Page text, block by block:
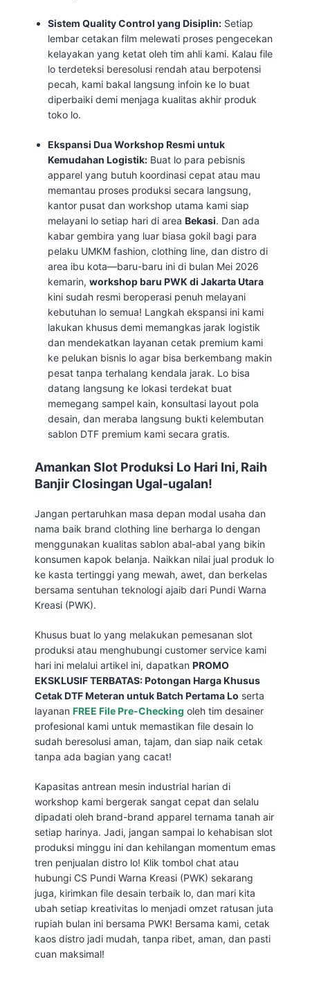
Sistem Quality Control yang Disiplin: Setiap
lembar cetakan film melewati proses pengecekan
kelayakan yang ketat oleh tim ahli kami. Kalau file
lo terdeteksi beresolusi rendah atau berpotensi
pecah, kami bakal langsung infoin ke lo buat
diperbaiki demi menjaga kualitas akhir produk
toko lo.
Ekspansi Dua Workshop Resmi untuk
Kemudahan Logistik: Buat lo para pebisnis
apparel yang butuh koordinasi cepat atau mau
memantau proses produksi secara langsung,
kantor pusat dan workshop utama kami siap
melayani lo setiap hari di areaBekasi. Dan ada
kabar gembira yang luar biasa gokil bagi para
pelaku UMKM fashion, clothing line, dan distro di
area ibu kota—baru-baru ini di bulan Mei 2026
kemarin,workshop baru PWK di Jakarta Utara
kini sudah resmi beroperasi penuh melayani
kebutuhan lo semua! Langkah ekspansi ini kami
lakukan khusus demi memangkas jarak logistik
dan mendekatkan layanan cetak premium kami
ke pelukan bisnis lo agar bisa berkembang makin
pesat tanpa terhalang kendala jarak. Lo bisa
datang langsung ke lokasi terdekat buat
memegang sampel kain, konsultasi layout pola
desain, dan meraba langsung bukti kelembutan
sablon DTF premium kami secara gratis.
Amankan Slot Produksi Lo Hari Ini, Raih
Banjir Closingan Ugal-ugalan!
Jangan pertaruhkan masa depan modal usaha dan
nama baik brand clothing line berharga lo dengan
menggunakan kualitas sablon abal-abal yang bikin
konsumen kapok belanja. Naikkan nilai jual produk lo
ke kasta tertinggi yang mewah, awet, dan berkelas
bersama sentuhan teknologi ajaib dari Pundi Warna
Kreasi (PWK).
Khusus buat lo yang melakukan pemesanan slot
produksi atau menghubungi customer service kami
hari ini melalui artikel ini, dapatkan PROMO
EKSKLUSIF TERBATAS: Potongan Harga Khusus
Cetak DTF Meteran untuk Batch Pertama Lo serta
layanan FREE File Pre-Checking oleh tim desainer
profesional kami untuk memastikan file desain lo
sudah beresolusi aman, tajam, dan siap naik cetak
tanpa ada bagian yang cacat!
Kapasitas antrean mesin industrial harian di
workshop kami bergerak sangat cepat dan selalu
dipadati oleh brand-brand apparel ternama tanah air
setiap harinya. Jadi, jangan sampai lo kehabisan slot
produksi minggu ini dan kehilangan momentum emas
tren penjualan distro lo! Klik tombol chat atau
hubungi CS Pundi Warna Kreasi (PWK) sekarang
juga, kirimkan file desain terbaik lo, dan mari kita
ubah setiap kreativitas lo menjadi omzet ratusan juta
rupiah bulan ini bersama PWK! Bersama kami, cetak
kaos distro jadi mudah, tanpa ribet, aman, dan pasti
cuan maksimal!